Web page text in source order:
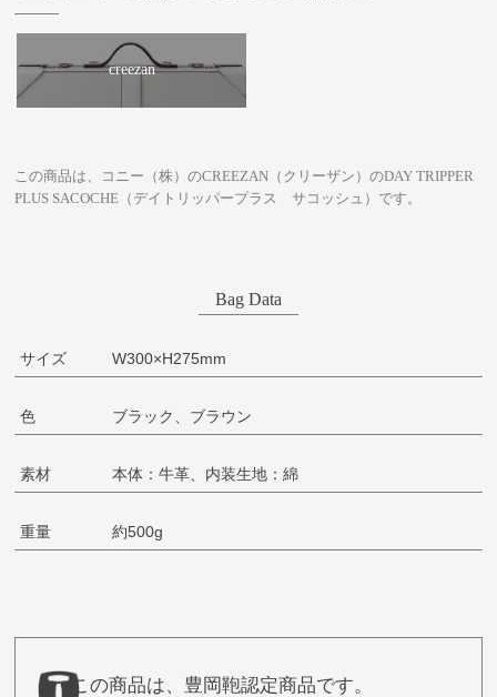
creezan
この商品は、コニー（株）のCREEZAN（クリーザン）のDAY TRIPPER
PLUS SACOCHE（デイトリッパープラス サコッシュ）です。
Bag Data
サイズ W300×H275mm
色 ブラック、ブラウン
素材 本体：牛革、内装生地：綿
重量 約500g
この商品は、豊岡鞄認定商品です。